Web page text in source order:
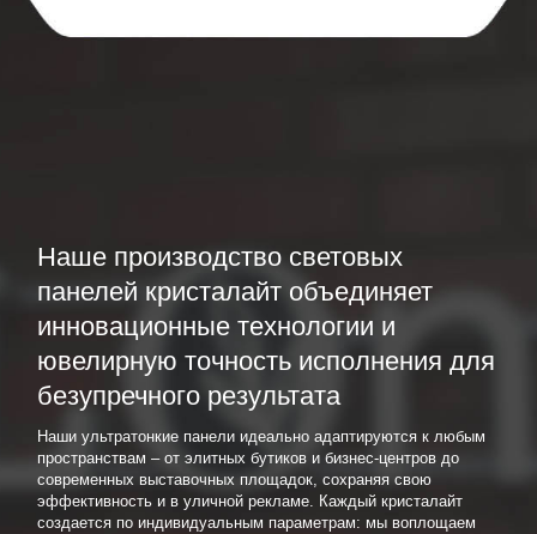
Наше производство световых
панелей кристалайт объединяет
инновационные технологии и
ювелирную точность исполнения для
безупречного результата
Наши ультратонкие панели идеально адаптируются к любым
пространствам – от элитных бутиков и бизнес-центров до
современных выставочных площадок, сохраняя свою
эффективность и в уличной рекламе. Каждый кристалайт
создается по индивидуальным параметрам: мы воплощаем